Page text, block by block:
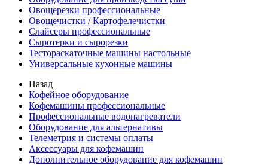
Овощерезки профессиональные
Овощечистки / Картофелечистки
Слайсеры профессиональные
Сыротерки и сырорезки
Тестораскаточные машины настольные
Универсальные кухонные машины
Назад
Кофейное оборудование
Кофемашины профессиональные
Профессиональные водонагреватели
Оборудование для альтернативы
Телеметрия и системы оплаты
Аксессуары для кофемашин
Дополнительное оборудование для кофемашин